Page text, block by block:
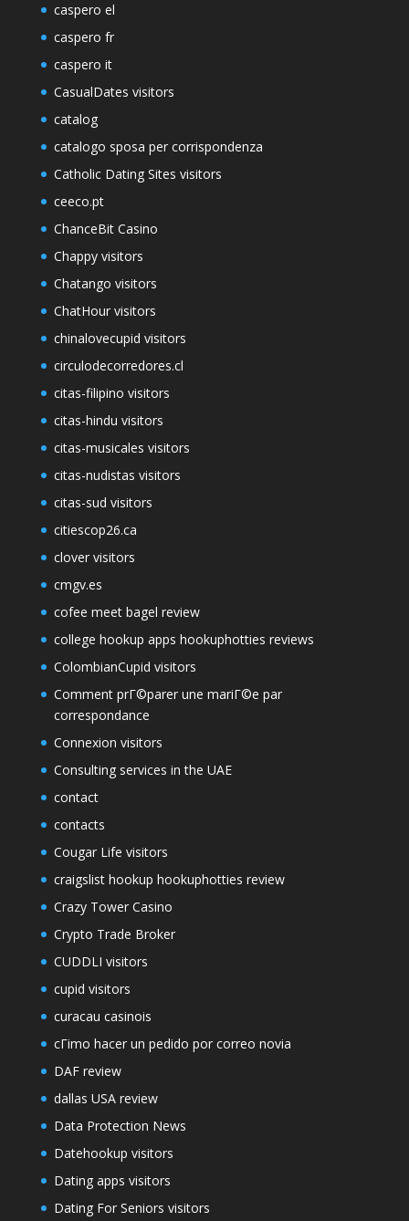
caspero el
caspero fr
caspero it
CasualDates visitors
catalog
catalogo sposa per corrispondenza
Catholic Dating Sites visitors
ceeco.pt
ChanceBit Casino
Chappy visitors
Chatango visitors
ChatHour visitors
chinalovecupid visitors
circulodecorredores.cl
citas-filipino visitors
citas-hindu visitors
citas-musicales visitors
citas-nudistas visitors
citas-sud visitors
citiescop26.ca
clover visitors
cmgv.es
cofee meet bagel review
college hookup apps hookuphotties reviews
ColombianCupid visitors
Comment prГ©parer une mariГ©e par
correspondance
Connexion visitors
Consulting services in the UAE
contact
contacts
Cougar Life visitors
craigslist hookup hookuphotties review
Crazy Tower Сasino
Crypto Trade Broker
CUDDLI visitors
cupid visitors
curacau casinois
cГіmo hacer un pedido por correo novia
DAF review
dallas USA review
Data Protection News
Datehookup visitors
Dating apps visitors
Dating For Seniors visitors